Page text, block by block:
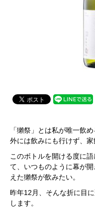
「獺祭」とは私が唯一飲
外には飲みにも行けず、
このボトルを開ける度に
て、いつものように幕が
えた獺祭が飲みたい。
昨年12月、そんな折に目
します。